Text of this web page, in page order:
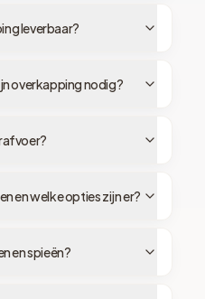
leverbaar?
overkapping nodig?
en welke opties zijn er?
en spieën?